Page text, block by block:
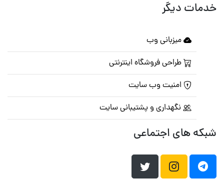
خدمات دیگر
میزبانی وب
طراحی فروشگاه اینترنتی
امنیت وب سایت
نگهداری و پشتیبانی سایت
شبکه های اجتماعی